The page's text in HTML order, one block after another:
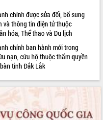
chính được sửa đổi, bổ sung
và thông tin điện tử thuộc
hóa, Thể thao và Du lịch
chính ban hành mới trong
nạn, cứu hộ thuộc thẩm quyền
tỉnh Đắk Lắk